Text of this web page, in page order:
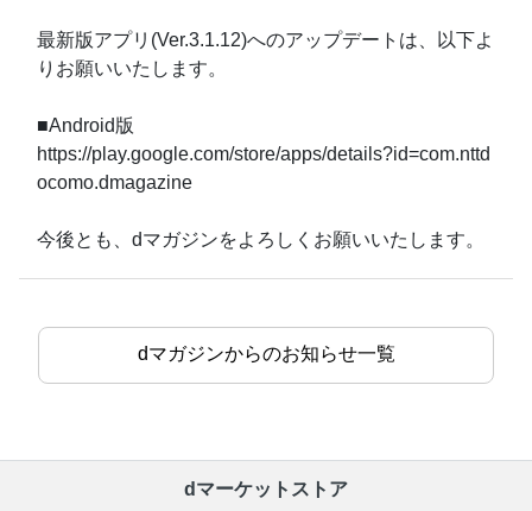
最新版アプリ(Ver.3.1.12)へのアップデートは、以下よ
りお願いいたします。
■Android版
https://play.google.com/store/apps/details?id=com.nttd
ocomo.dmagazine
今後とも、dマガジンをよろしくお願いいたします。
dマガジンからのお知らせ一覧
dマーケットストア